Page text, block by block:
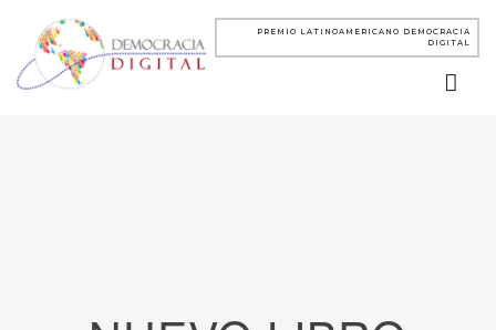
PREMIO LATINOAMERICANO DEMOCRACIA
DIGITAL